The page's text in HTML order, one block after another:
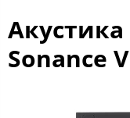
Sonance